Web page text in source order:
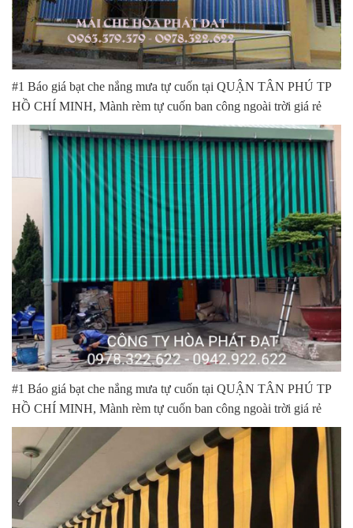
#1 Báo giá bạt che nắng mưa tự cuốn tại QUẬN TÂN PHÚ TP
HỒ CHÍ MINH, Mành rèm tự cuốn ban công ngoài trời giá rẻ
#1 Báo giá bạt che nắng mưa tự cuốn tại QUẬN TÂN PHÚ TP
HỒ CHÍ MINH, Mành rèm tự cuốn ban công ngoài trời giá rẻ